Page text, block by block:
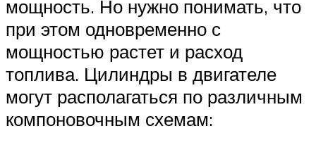
мощность. Но нужно понимать, что
при этом одновременно с
мощностью растет и расход
топлива. Цилиндры в двигателе
могут располагаться по различным
компоновочным схемам: